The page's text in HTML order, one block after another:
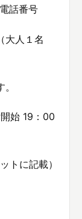
話番号
大人１名
始 19：00
トに記載）